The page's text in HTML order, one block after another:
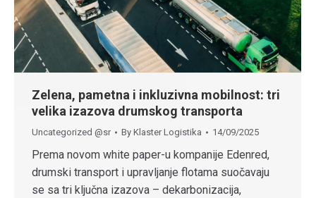
Zelena, pametna i inkluzivna mobilnost: tri
velika izazova drumskog transporta
Uncategorized @sr By Klaster Logistika 14/09/2025
Prema novom white paper-u kompanije Edenred,
drumski transport i upravljanje flotama suočavaju
se sa tri ključna izazova – dekarbonizacija,